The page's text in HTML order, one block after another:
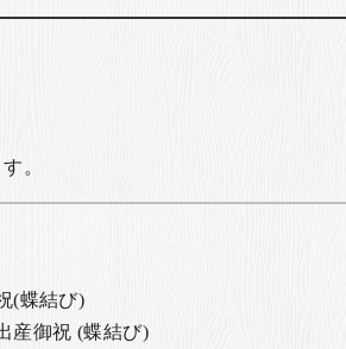
。
(蝶結び)
産御祝 (蝶結び)